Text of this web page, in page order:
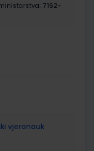
7162-
vjeronauk